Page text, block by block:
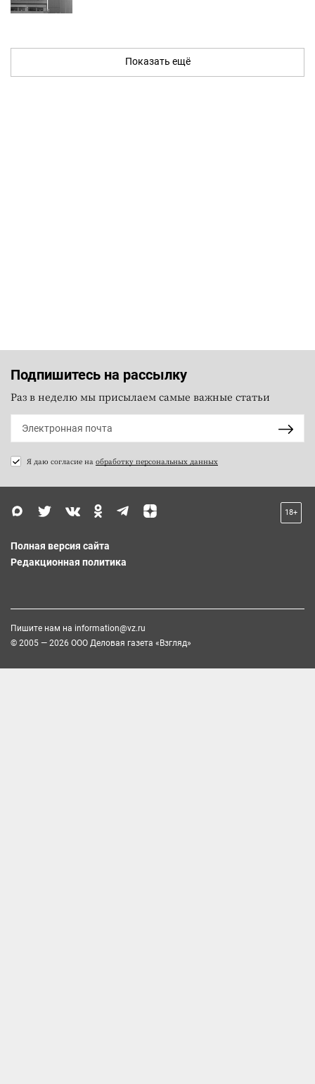
Показать ещё
Подпишитесь на рассылку
Раз в неделю мы присылаем самые важные статьи
Я даю согласие на обработку персональных данных
18+
Полная версия сайта
Редакционная политика
Пишите нам на information@vz.ru
© 2005 — 2026 ООО Деловая газета «Взгляд»